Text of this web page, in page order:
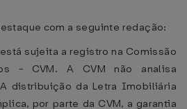
com a seguinte redação:
sujeita a registro na Comissão
- CVM. A CVM não analisa
distribuição da Letra Imobiliária
por parte da CVM, a garantia